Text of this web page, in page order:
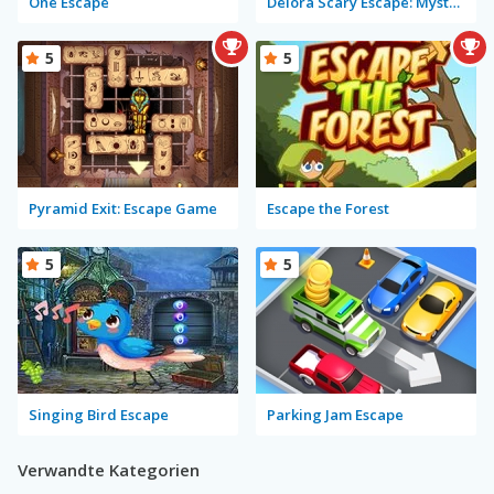
Pyramid Exit: Escape Game
5
Escape the Forest
5
Singing Bird Escape
5
Parking Jam Escape
5
Verwandte Kategorien